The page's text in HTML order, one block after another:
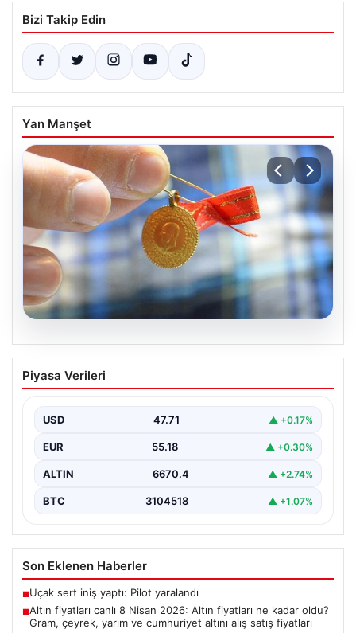
Bizi Takip Edin
Yan Manşet
05.08.2026
Altın fiyatları canlı 8 Nisan 2026: Altın
fiyatları ne kadar oldu? Gram, çeyrek,
fiyatları
{ “title”: “8 Nisan 2026 Altın Fiyatları Canlı Takip: Gram,
Çeyrek ve Cumhuriyet Altını…
Piyasa Verileri
USD 47.71 ▲ +0.17%
EUR 55.18 ▲ +0.30%
ALTIN 6670.4 ▲ +2.74%
BTC 3104518 ▲ +1.07%
Son Eklenen Haberler
■Uçak sert iniş yaptı: Pilot yaralandı
■Altın fiyatları canlı 8 Nisan 2026: Altın fiyatları ne kadar oldu?
Gram, çeyrek, yarım ve cumhuriyet altını alış satış fiyatları